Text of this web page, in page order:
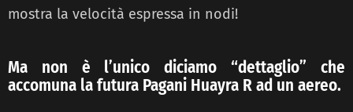
mostra la velocità espressa in nodi!
Ma non è l’unico diciamo “dettaglio” che
accomuna la futura Pagani Huayra R ad un aereo.